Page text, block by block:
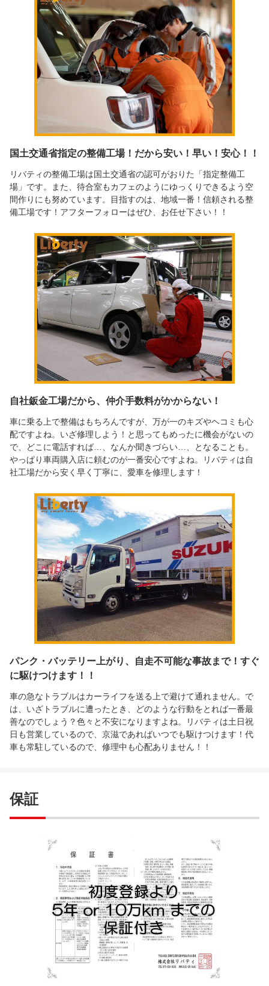
国土交通省指定の整備工場！だから安い！早い！安心！！
リバティの整備工場は国土交通省の認可がおりた「指定整備工
場」です。また、待合室もカフェのようにゆっくりできるよう空
間作りにも努めています。目指すのは、地域一番！信頼される整
備工場です！アフターフォローはぜひ、お任せ下さい！！
自社鈑金工場だから、仲介手数料がかからない！
車に乗る上で整備はもちろんですが、万が一のキズやヘコミも心
配ですよね。いざ修理しよう！と思ってもめったに機会がないの
で、どこに電話すれば…、なんか聞きづらい…、となることも。
やっぱり車両購入店に頼むのが一番安心ですよね。リバティは自
社工場だから安く早く丁寧に、愛車を修理します！
パンク・バッテリー上がり、自走不可能な事故まで！すぐ
に駆けつけます！！
車の急なトラブルはカーライフを送る上で避けて通れません。で
は、いざトラブルに遭ったとき、どのような行動をとれば一番最
善なのでしょう？色々と不安になりますよね。リバティは土日祝
日も営業しているので、京滋であればいつでも駆けつけます！代
車も常駐しているので、修理中も心配ありません！！
保証